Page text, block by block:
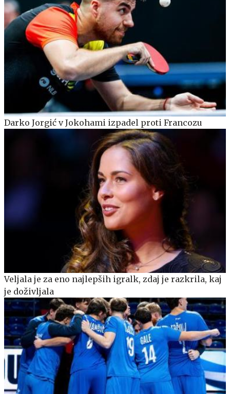
Darko Jorgić v Jokohami izpadel proti Francozu
Veljala je za eno najlepših igralk, zdaj je razkrila, kaj
je doživljala